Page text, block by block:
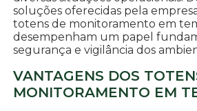
soluções oferecidas pela
totens de monitoramento em
desempenham um papel
segurança e vigilância dos
VANTAGENS DOS
MONITORAMENTO EM